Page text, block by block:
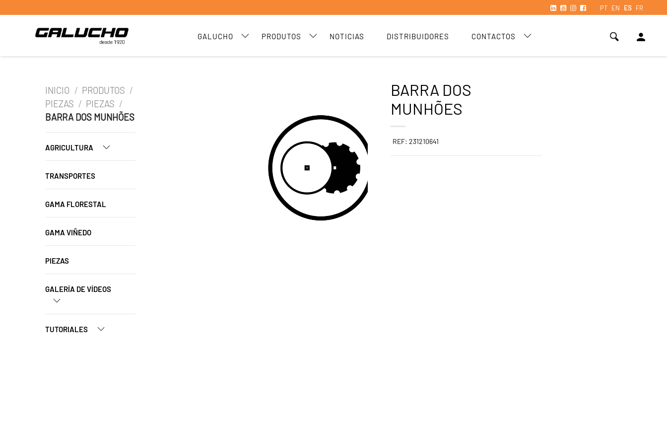
PT EN ES FR
GALUCHO PRODUTOS NOTICIAS DISTRIBUIDORES CONTACTOS person
INICIO / PRODUTOS /
PIEZAS / PIEZAS /
BARRA DOS MUNHÕES
AGRICULTURA
TRANSPORTES
GAMA FLORESTAL
GAMA VIÑEDO
PIEZAS
GALERÍA DE VÍDEOS
TUTORIALES
BARRA DOS
MUNHÕES
REF: 231210641